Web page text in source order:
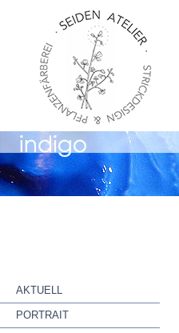
AKTUELL
PORTRAIT